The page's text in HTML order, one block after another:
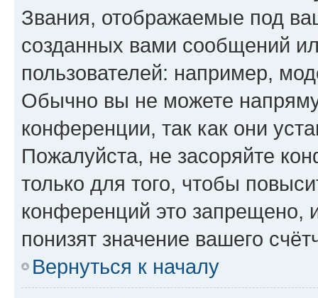
Звания, отображаемые под
созданных вами сообщений
пользователей: например,
Обычно вы не можете
конференции, так как они
Пожалуйста, не засоряйте
только для того, чтобы
конференций это запрещено,
понизят значение вашего
Вернуться к началу